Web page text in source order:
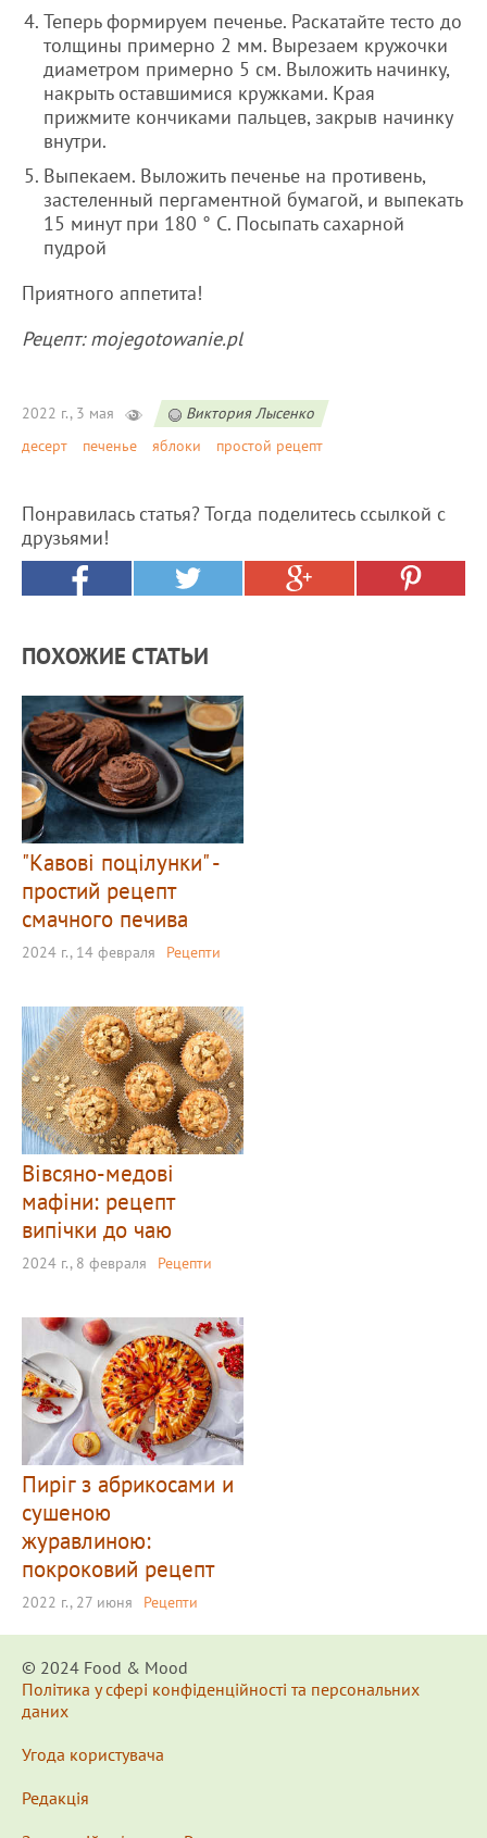
Теперь формируем печенье. Раскатайте тесто до
толщины примерно 2 мм. Вырезаем кружочки
диаметром примерно 5 см. Выложить начинку,
накрыть оставшимися кружками. Края
прижмите кончиками пальцев, закрыв начинку
внутри.
Выпекаем. Выложить печенье на противень,
застеленный пергаментной бумагой, и выпекать
15 минут при 180 ° C. Посыпать сахарной
пудрой
Приятного аппетита!
Рецепт: mojegotowanie.pl
2022 г., 3 мая
Виктория Лысенко
десерт
печенье яблоки простой рецепт
Понравилась статья? Тогда поделитесь ссылкой с
друзьями!
ПОХОЖИЕ СТАТЬИ
"Кавові поцілунки" -
простий рецепт
смачного печива
2024 г., 14 февраля Рецепти
Вівсяно-медові
мафіни: рецепт
випічки до чаю
2024 г., 8 февраля Рецепти
Пиріг з абрикосами и
сушеною
журавлиною:
покроковий рецепт
2022 г., 27 июня Рецепти
© 2024 Food & Мood
Політика у сфері конфіденційності та персональних
даних
Угода користувача
Редакція